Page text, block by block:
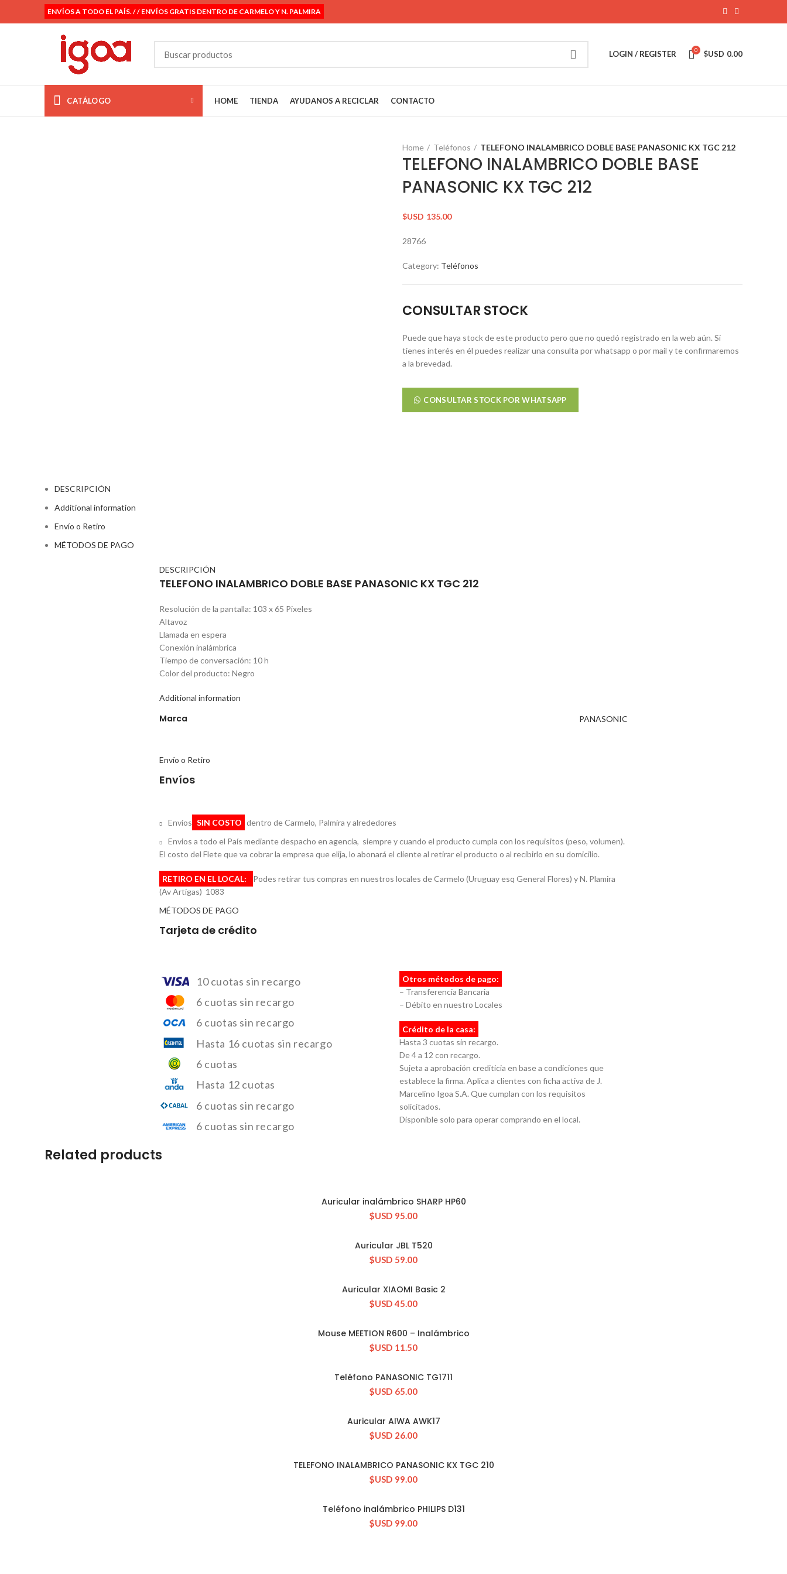
ENVÍOS A TODO EL PAÍS. / / ENVÍOS GRATIS DENTRO DE CARMELO Y N. PALMIRA
LOGIN / REGISTER 0 $USD 0.00
CATÁLOGO HOME TIENDA AYUDANOS A RECICLAR CONTACTO
Home Teléfonos TELEFONO INALAMBRICO DOBLE BASE PANASONIC KX TGC 212
TELEFONO INALAMBRICO DOBLE BASE
PANASONIC KX TGC 212
$USD 135.00
28766
Category: Teléfonos
CONSULTAR STOCK
Puede que haya stock de este producto pero que no quedó registrado en la web aún. Si
tienes interés en él puedes realizar una consulta por whatsapp o por mail y te confirmaremos
a la brevedad.
CONSULTAR STOCK POR WHATSAPP
DESCRIPCIÓN
Additional information
Envío o Retiro
MÉTODOS DE PAGO
DESCRIPCIÓN
TELEFONO INALAMBRICO DOBLE BASE PANASONIC KX TGC 212
Resolución de la pantalla: 103 x 65 Pixeles
Altavoz
Llamada en espera
Conexión inalámbrica
Tiempo de conversación: 10 h
Color del producto: Negro
Additional information
Marca PANASONIC
Envío o Retiro
Envíos
Envíos SIN COSTO dentro de Carmelo, Palmira y alrededores
Envios a todo el País mediante despacho en agencia, siempre y cuando el producto cumpla con los requisitos (peso, volumen).
El costo del Flete que va cobrar la empresa que elija, lo abonará el cliente al retirar el producto o al recibirlo en su domicilio.
RETIRO EN EL LOCAL:
Podes retirar tus compras en nuestros locales de Carmelo (Uruguay esq General Flores) y N. Plamira
(Av Artigas) 1083
MÉTODOS DE PAGO
Tarjeta de crédito
10 cuotas sin recargo
6 cuotas sin recargo
6 cuotas sin recargo
Hasta 16 cuotas sin recargo
6 cuotas
Hasta 12 cuotas
6 cuotas sin recargo
6 cuotas sin recargo
Otros métodos de pago:
– Transferencia Bancaria
– Débito en nuestro Locales
Crédito de la casa:
Hasta 3 cuotas sin recargo.
De 4 a 12 con recargo.
Sujeta a aprobación crediticia en base a condiciones que
establece la firma. Aplica a clientes con ficha activa de J.
Marcelino Igoa S.A. Que cumplan con los requisitos
solicitados.
Disponible solo para operar comprando en el local.
Related products
CONSULTAR STOCK
Auricular inalámbrico SHARP HP60
$USD 95.00
CONSULTAR STOCK
Auricular JBL T520
$USD 59.00
CONSULTAR STOCK
Auricular XIAOMI Basic 2
$USD 45.00
CONSULTAR STOCK
Mouse MEETION R600 – Inalámbrico
$USD 11.50
CONSULTAR STOCK
Teléfono PANASONIC TG1711
$USD 65.00
CONSULTAR STOCK
Auricular AIWA AWK17
$USD 26.00
CONSULTAR STOCK
TELEFONO INALAMBRICO PANASONIC KX TGC 210
$USD 99.00
CONSULTAR STOCK
Teléfono inalámbrico PHILIPS D131
$USD 99.00